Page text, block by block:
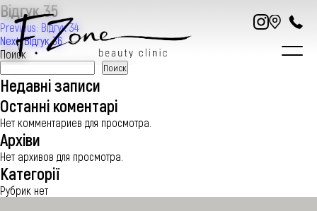
ПРО НАС
УСЛУГИ
Відгук 35
Навигация
по
записям
Previous: Відгук 34
Next: Відгук 36
Поиск
Поиск
Недавні записи
Останні коментарі
Нет комментариев для просмотра.
Архіви
Нет архивов для просмотра.
Категорії
Рубрик нет